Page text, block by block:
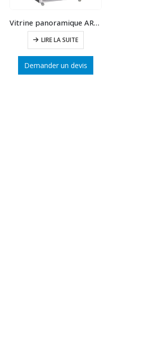
Vitrine panoramique ARCANCIA 400L
LIRE LA SUITE
Demander un devis